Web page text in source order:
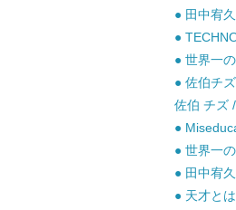
● 田中宥
●
● 世界一
● 佐伯チ
佐伯 チズ
●
● 世界一
● 田中宥
● 天才と